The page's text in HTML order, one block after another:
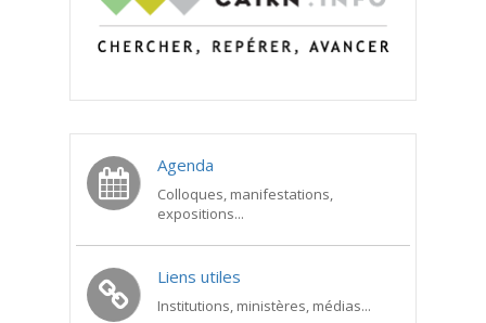
Agenda
Colloques, manifestations,
expositions...
Liens utiles
Institutions, ministères, médias...